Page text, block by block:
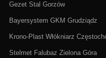
Gezet Stal Gorzów
Bayersystem GKM Grudziądz
Krono-Plast Włókniarz
Stelmet Falubaz Zielona Góra